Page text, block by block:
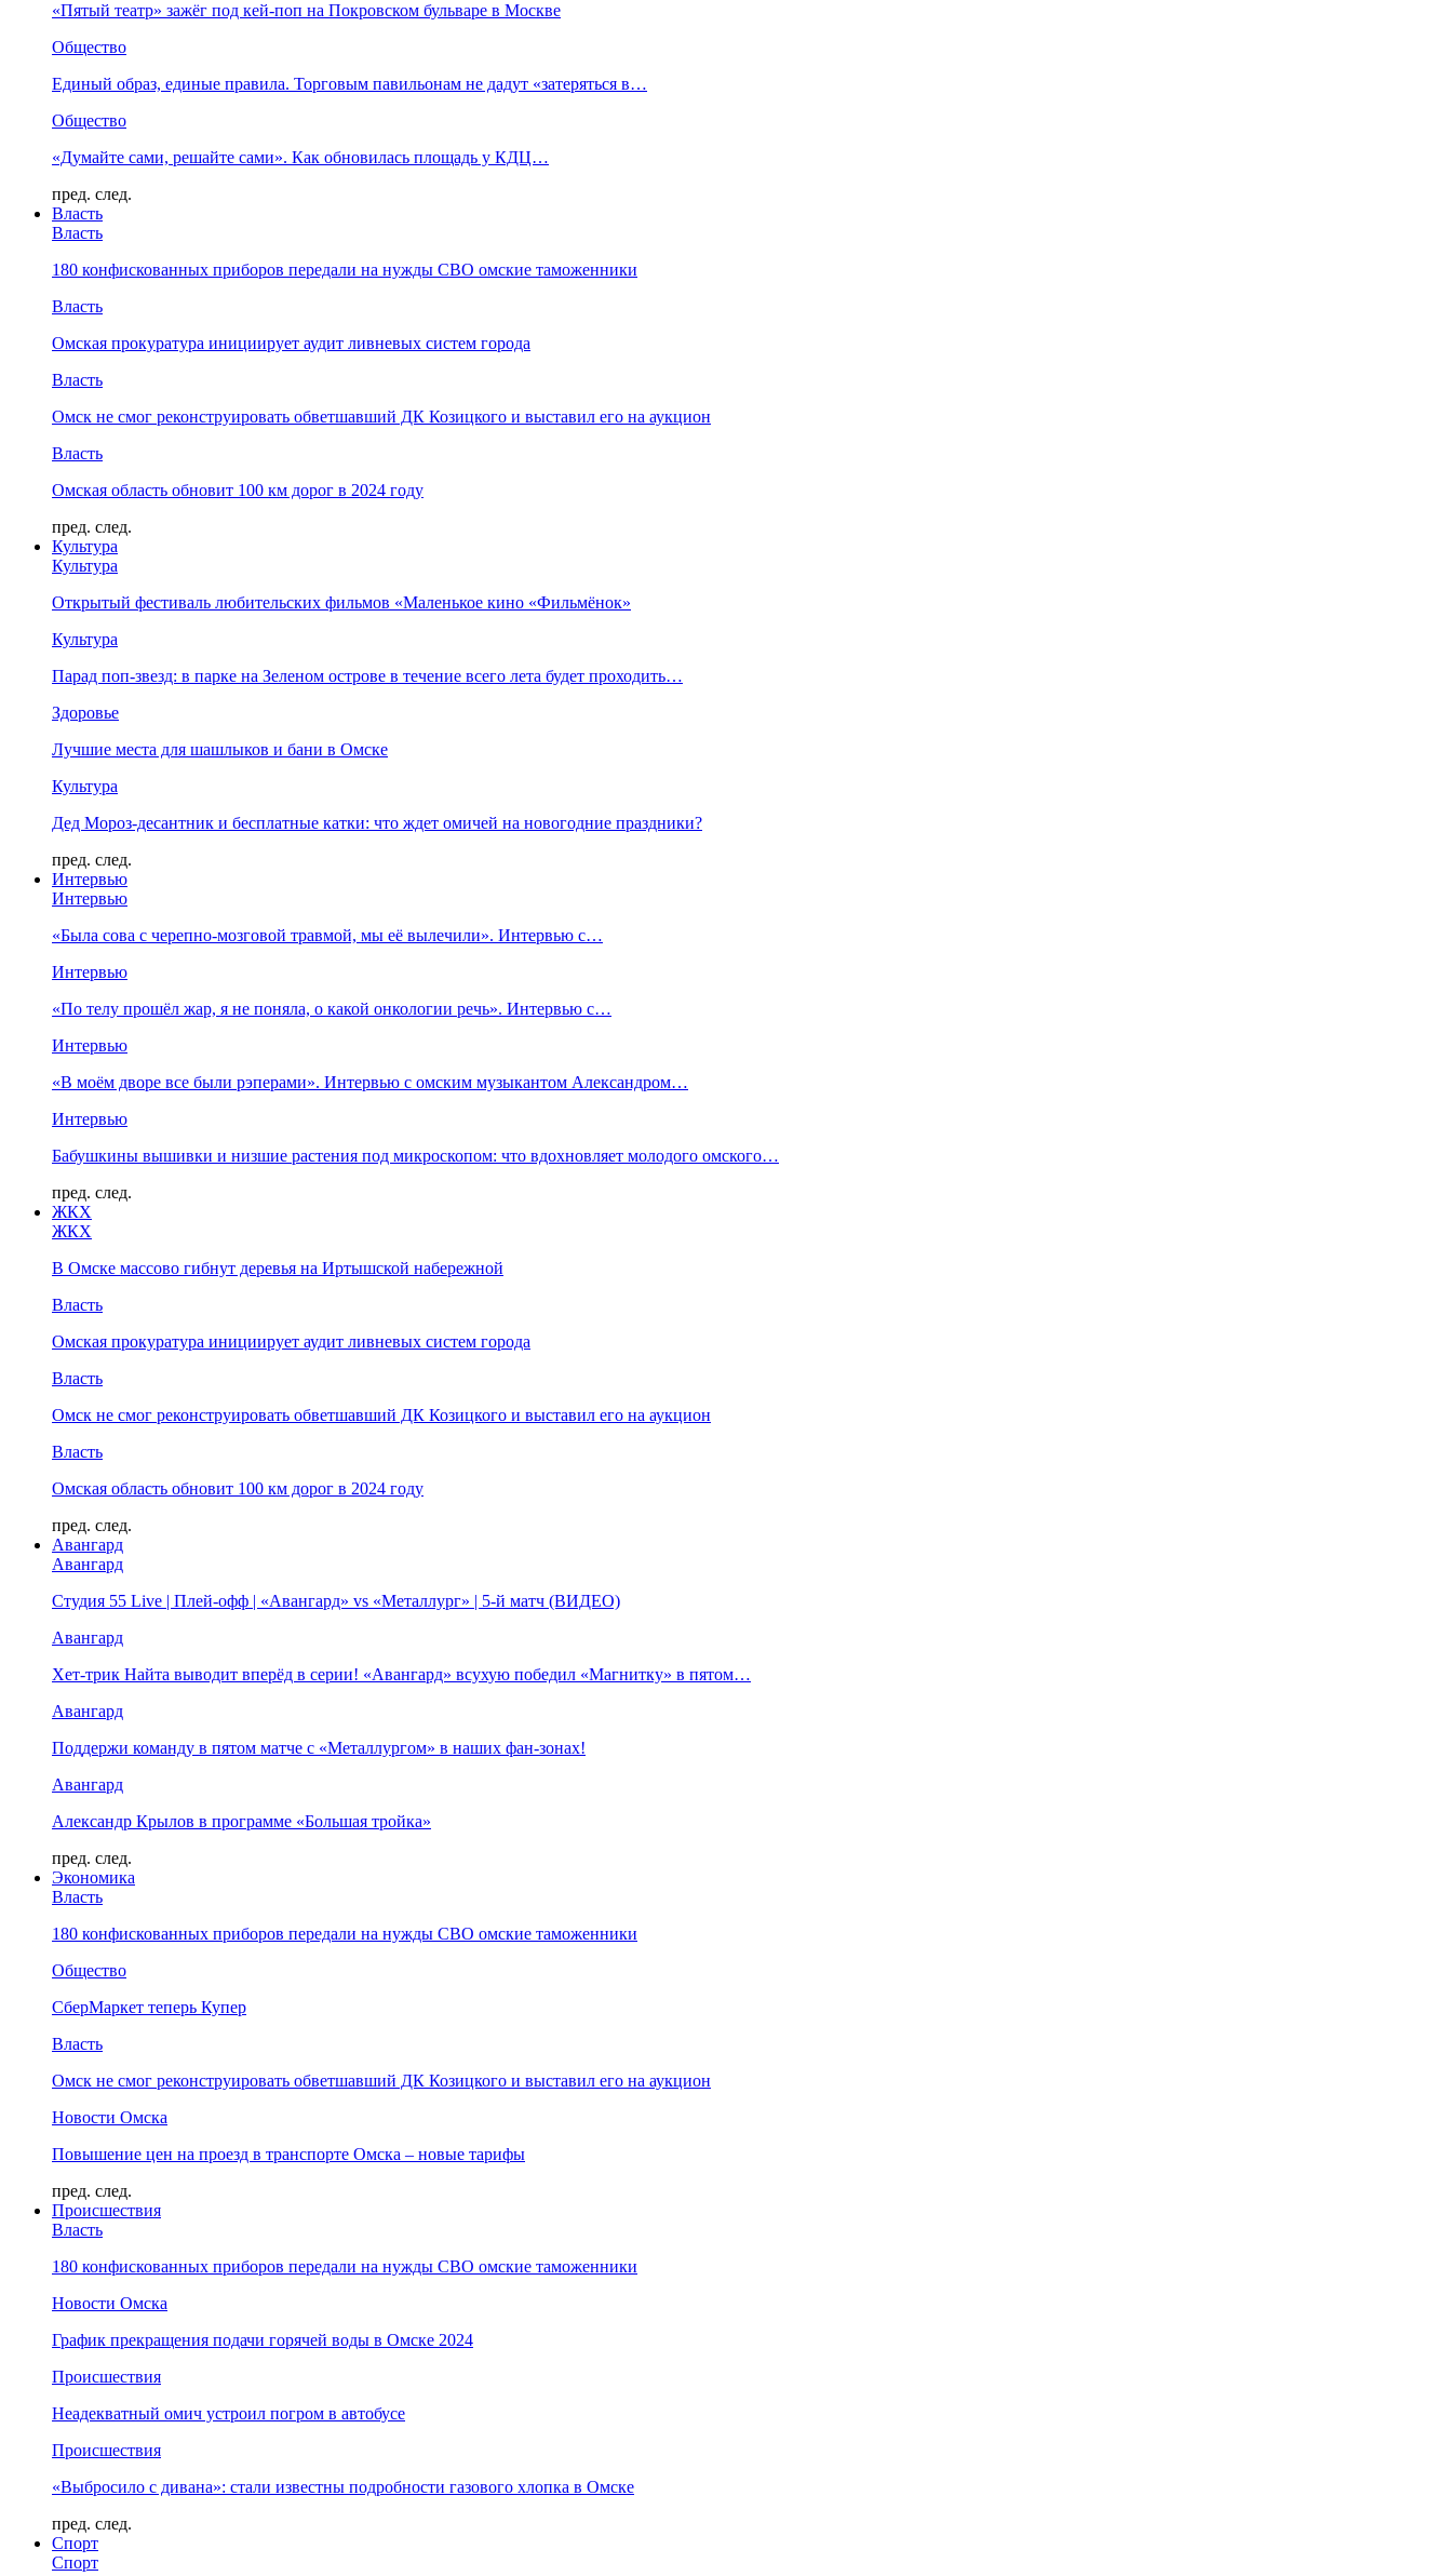
«Пятый театр» зажёг под кей-поп на Покровском бульваре в Москве
Общество
Единый образ, единые правила. Торговым павильонам не дадут «затеряться в…
Общество
«Думайте сами, решайте сами». Как обновилась площадь у КДЦ…
пред. след.
Власть
Власть
180 конфискованных приборов передали на нужды СВО омские таможенники
Власть
Омская прокуратура инициирует аудит ливневых систем города
Власть
Омск не смог реконструировать обветшавший ДК Козицкого и выставил его на аукцион
Власть
Омская область обновит 100 км дорог в 2024 году
пред. след.
Культура
Культура
Открытый фестиваль любительских фильмов «Маленькое кино «Фильмёнок»
Культура
Парад поп-звезд: в парке на Зеленом острове в течение всего лета будет проходить…
Здоровье
Лучшие места для шашлыков и бани в Омске
Культура
Дед Мороз-десантник и бесплатные катки: что ждет омичей на новогодние праздники?
пред. след.
Интервью
Интервью
«Была сова с черепно-мозговой травмой, мы её вылечили». Интервью с…
Интервью
«По телу прошёл жар, я не поняла, о какой онкологии речь». Интервью с…
Интервью
«В моём дворе все были рэперами». Интервью с омским музыкантом Александром…
Интервью
Бабушкины вышивки и низшие растения под микроскопом: что вдохновляет молодого омского…
пред. след.
ЖКХ
ЖКХ
В Омске массово гибнут деревья на Иртышской набережной
Власть
Омская прокуратура инициирует аудит ливневых систем города
Власть
Омск не смог реконструировать обветшавший ДК Козицкого и выставил его на аукцион
Власть
Омская область обновит 100 км дорог в 2024 году
пред. след.
Авангард
Авангард
Студия 55 Live | Плей-офф | «Авангард» vs «Металлург» | 5-й матч (ВИДЕО)
Авангард
Хет-трик Найта выводит вперёд в серии! «Авангард» всухую победил «Магнитку» в пятом…
Авангард
Поддержи команду в пятом матче с «Металлургом» в наших фан-зонах!
Авангард
Александр Крылов в программе «Большая тройка»
пред. след.
Экономика
Власть
180 конфискованных приборов передали на нужды СВО омские таможенники
Общество
СберМаркет теперь Купер
Власть
Омск не смог реконструировать обветшавший ДК Козицкого и выставил его на аукцион
Новости Омска
Повышение цен на проезд в транспорте Омска – новые тарифы
пред. след.
Происшествия
Власть
180 конфискованных приборов передали на нужды СВО омские таможенники
Новости Омска
График прекращения подачи горячей воды в Омске 2024
Происшествия
Неадекватный омич устроил погром в автобусе
Происшествия
«Выбросило с дивана»: стали известны подробности газового хлопка в Омске
пред. след.
Спорт
Спорт